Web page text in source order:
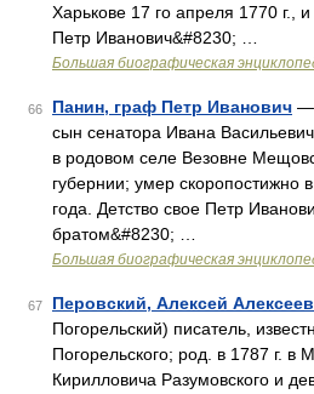
Харькове 17 го апреля 1770
Петр Иванович&#8230; …
Большая биографическая
66 Панин, граф Петр Иванович —
сын сенатора Ивана
в родовом селе Везовне
губернии; умер скоропостижно
года. Детство свое Петр
братом&#8230; …
Большая биографическая
67 Перовский, Алексей
Погорельский) писатель,
Погорельского; род. в 1787 г. в
Кирилловича Разумовского и